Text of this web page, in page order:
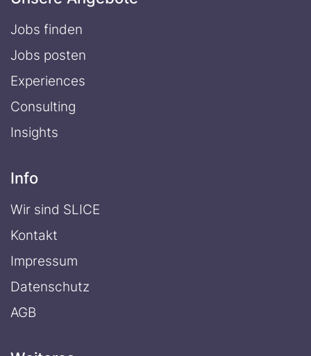
Jobs finden
Jobs posten
Experiences
Consulting
Insights
Info
Wir sind SLICE
Kontakt
Impressum
Datenschutz
AGB